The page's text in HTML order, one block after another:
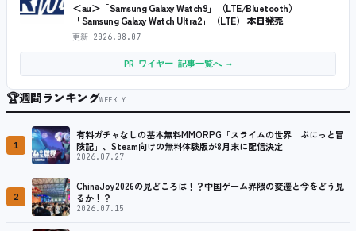
＜au＞「Samsung Galaxy Watch9」（LTE/Bluetooth）
「Samsung Galaxy Watch Ultra2」（LTE） 本日発売
更新 2026.08.07
PR ワイヤー 記事一覧へ →
🏆週間ランキングWEEKLY
1
有料ガチャなしの基本無料MMORPG「スライムの世界 ぷにっと冒
険記」、Steam向けの無料体験版が8月末に配信決定
2026.07.27
2
ChinaJoy2026の見どころは！？中国ゲーム界隈の変遷と今をどう見
るか！？
2026.07.15